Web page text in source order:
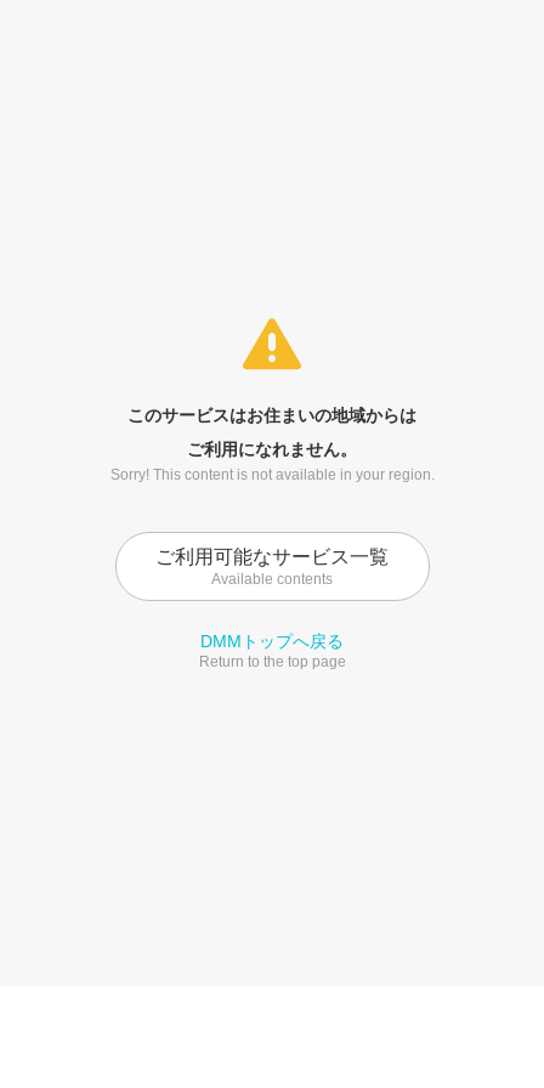
このサービスはお住まいの地域からは
ご利用になれません。
Sorry! This content is not available in your region.
ご利用可能なサービス一覧
Available contents
DMMトップへ戻る
Return to the top page